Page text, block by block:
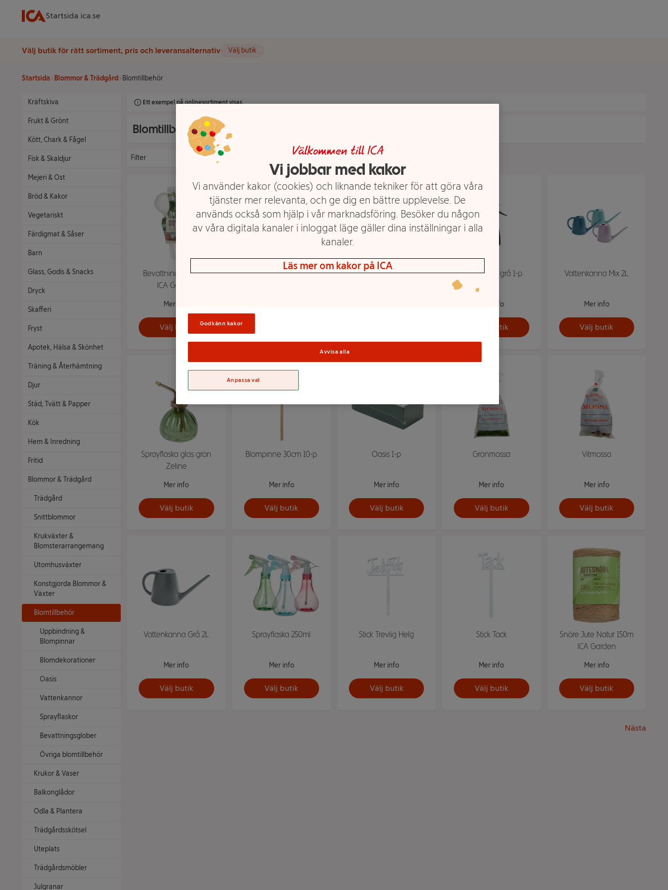
Startsida ica.se
Välj butik för rätt sortiment, pris och leveransalternativ Välj butik
Startsida Blommor & Trädgård Blomtillbehör
Kräftskiva
Frukt & Grönt
Kött, Chark & Fågel
Fisk & Skaldjur
Mejeri & Ost
Bröd & Kakor
Vegetariskt
Färdigmat & Såser
Barn
Glass, Godis & Snacks
Dryck
Skafferi
Fryst
Apotek, Hälsa & Skönhet
Träning & Återhämtning
Djur
Städ, Tvätt & Papper
Kök
Hem & Inredning
Fritid
Blommor & Trädgård
Trädgård
Snittblommor
Krukväxter &
Blomsterarrangemang
Utomhusväxter
Konstgjorda Blommor &
Växter
Blomtillbehör
Uppbindning &
Blompinnar
Blomdekorationer
Oasis
Vattenkannor
Sprayflaskor
Bevattningsglober
Övriga blomtillbehör
Krukor & Vaser
Balkonglådor
Odla & Plantera
Trädgårdsskötsel
Uteplats
Trädgårdsmöbler
Julgranar
Ett exempel på onlinesortiment visas.
Blomtillbehör
Filter
Bevattningsglob 2-p
ICA Garden
Mer info
Välj butik
Dekor mossa vit 80g Sprayflaska Grå 0,6L Sprayflaska grå 1-p
Mer info
Välj butik
Vattenkanna Mix 2L
Mer info
Välj butik
Sprayflaska glas grön
Zeline
Mer info
Välj butik
Blompinne 30cm 10-p
Mer info
Välj butik
Oasis 1-p
Mer info
Välj butik
Grönmossa
Mer info
Välj butik
Vitmossa
Mer info
Välj butik
Vattenkanna Grå 2L
Mer info
Välj butik
Sprayflaska 250ml
Mer info
Välj butik
Stick Trevlig Helg
Mer info
Välj butik
Stick Tack
Mer info
Välj butik
Snöre Jute Natur 150m
ICA Garden
Mer info
Välj butik
Nästa
Välkommen till ICA
Vi jobbar med kakor
Vi använder kakor (cookies) och liknande tekniker för att göra våra
tjänster mer relevanta, och ge dig en bättre upplevelse. De
används också som hjälp i vår marknadsföring. Besöker du någon
av våra digitala kanaler i inloggat läge gäller dina inställningar i alla
kanaler.
Läs mer om kakor på ICA
Godkänn kakor
Avvisa alla
Anpassa val